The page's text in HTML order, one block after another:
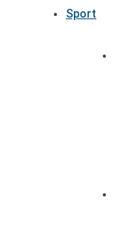
Sport